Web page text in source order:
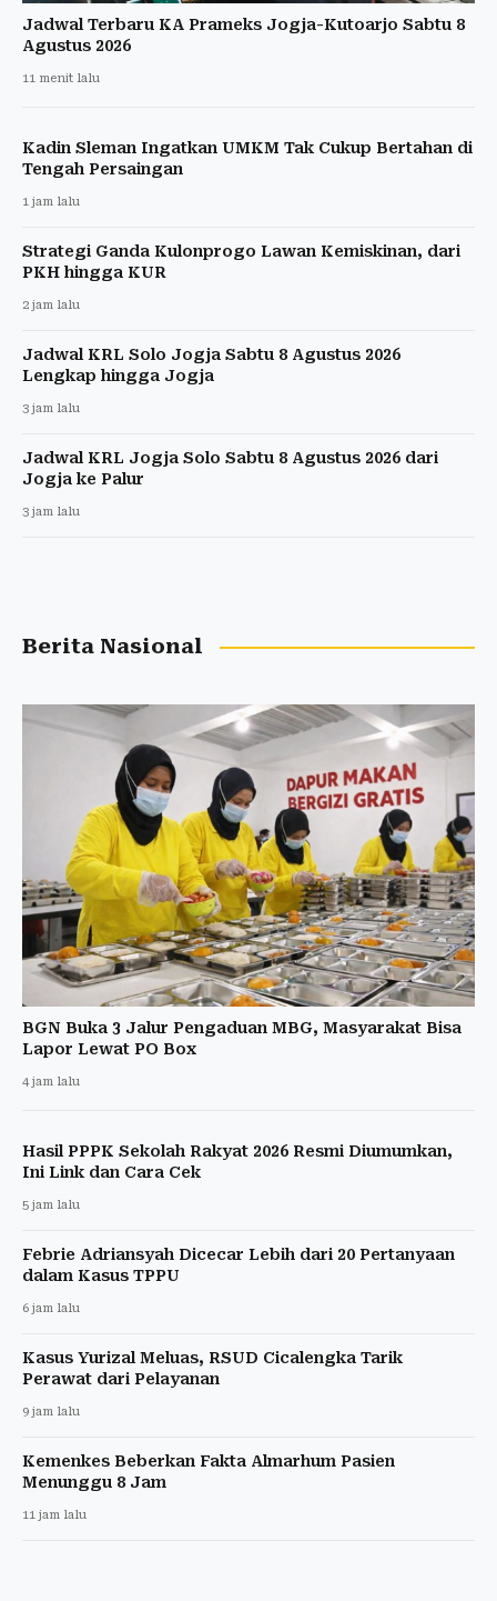
Jadwal Terbaru KA Prameks Jogja-Kutoarjo Sabtu 8
Agustus 2026
11 menit lalu
Kadin Sleman Ingatkan UMKM Tak Cukup Bertahan di
Tengah Persaingan
1 jam lalu
Strategi Ganda Kulonprogo Lawan Kemiskinan, dari
PKH hingga KUR
2 jam lalu
Jadwal KRL Solo Jogja Sabtu 8 Agustus 2026
Lengkap hingga Jogja
3 jam lalu
Jadwal KRL Jogja Solo Sabtu 8 Agustus 2026 dari
Jogja ke Palur
3 jam lalu
Berita Nasional
BGN Buka 3 Jalur Pengaduan MBG, Masyarakat Bisa
Lapor Lewat PO Box
4 jam lalu
Hasil PPPK Sekolah Rakyat 2026 Resmi Diumumkan,
Ini Link dan Cara Cek
5 jam lalu
Febrie Adriansyah Dicecar Lebih dari 20 Pertanyaan
dalam Kasus TPPU
6 jam lalu
Kasus Yurizal Meluas, RSUD Cicalengka Tarik
Perawat dari Pelayanan
9 jam lalu
Kemenkes Beberkan Fakta Almarhum Pasien
Menunggu 8 Jam
11 jam lalu